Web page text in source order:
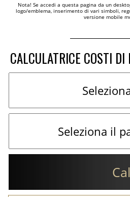
Nota! Se accedi a questa pagina da un
logo/emblema, inserimento di vari simboli,
versione mobile
CALCULATRICE COSTI